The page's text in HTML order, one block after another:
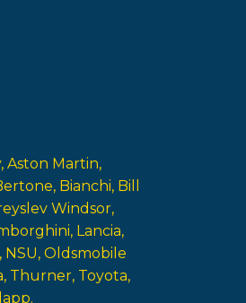
Aston Martin
Bianchi Bill
Windsor
Lancia
NSU Oldsmobile
Thurner Toyota